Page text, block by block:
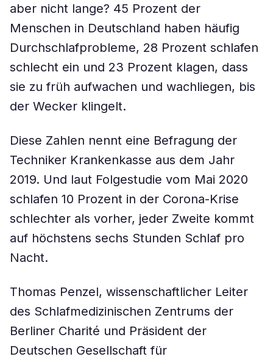
aber nicht lange? 45 Prozent der
Menschen in Deutschland haben häufig
Durchschlafprobleme, 28 Prozent schlafen
schlecht ein und 23 Prozent klagen, dass
sie zu früh aufwachen und wachliegen, bis
der Wecker klingelt.
Diese Zahlen nennt eine Befragung der
Techniker Krankenkasse aus dem Jahr
2019. Und laut Folgestudie vom Mai 2020
schlafen 10 Prozent in der Corona-Krise
schlechter als vorher, jeder Zweite kommt
auf höchstens sechs Stunden Schlaf pro
Nacht.
Thomas Penzel, wissenschaftlicher Leiter
des Schlafmedizinischen Zentrums der
Berliner Charité und Präsident der
Deutschen Gesellschaft für